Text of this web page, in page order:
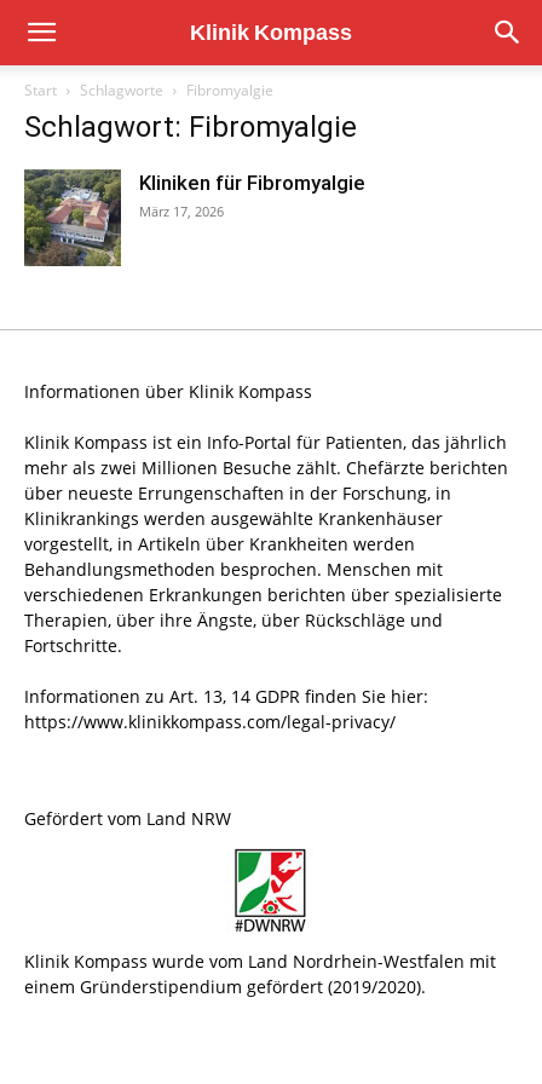
Start Schlagworte Fibromyalgie
Schlagwort: Fibromyalgie
Kliniken für Fibromyalgie
März 17, 2026
Informationen über Klinik Kompass
Klinik Kompass ist ein Info-Portal für Patienten, das jährlich
mehr als zwei Millionen Besuche zählt. Chefärzte berichten
über neueste Errungenschaften in der Forschung, in
Klinikrankings werden ausgewählte Krankenhäuser
vorgestellt, in Artikeln über Krankheiten werden
Behandlungsmethoden besprochen. Menschen mit
verschiedenen Erkrankungen berichten über spezialisierte
Therapien, über ihre Ängste, über Rückschläge und
Fortschritte.
Informationen zu Art. 13, 14 GDPR finden Sie hier:
https://www.klinikkompass.com/legal-privacy/
Gefördert vom Land NRW
Klinik Kompass wurde vom Land Nordrhein-Westfalen mit
einem Gründerstipendium gefördert (2019/2020).